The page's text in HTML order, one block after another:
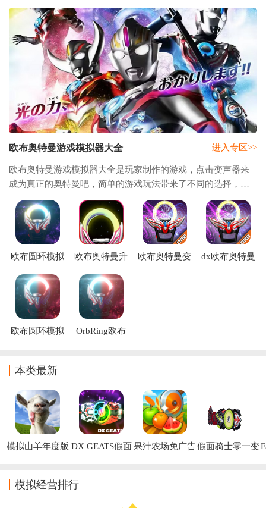
欧布奥特曼游戏模拟器大全
欧布奥特曼游戏模拟器大全是玩家制作的游戏，点击变声器来
成为真正的奥特曼吧，简单的游戏玩法带来了不同的选择，选
择不同的卡片来进行变身体验吧，各种特效十分的过瘾让玩家
身临其境，不同的版本有着不同的模式，非
进入专区>>
欧布圆环模拟
(欧布奥特曼变
身模拟器)
欧布奥特曼升
曼升华器安装
器)
欧布奥特曼变
dx欧布奥特曼
欧布圆环模拟
下载(OrbRing)
OrbRing欧布
本类最新
模拟山羊年度版 DX GEATS假面 果汁农场免广告假面骑士零一变
模拟经营排行